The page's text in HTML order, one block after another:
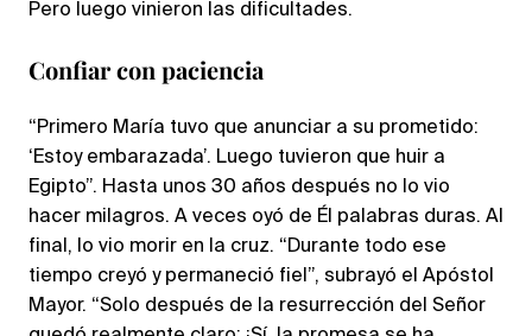
Pero luego vinieron las dificultades.
Confiar con paciencia
“Primero María tuvo que anunciar a su prometido:
‘Estoy embarazada’. Luego tuvieron que huir a
Egipto”. Hasta unos 30 años después no lo vio
hacer milagros. A veces oyó de Él palabras duras. Al
final, lo vio morir en la cruz. “Durante todo ese
tiempo creyó y permaneció fiel”, subrayó el Apóstol
Mayor. “Solo después de la resurrección del Señor